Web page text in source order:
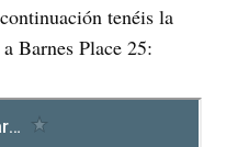
tenéis la
Barnes Place 25: